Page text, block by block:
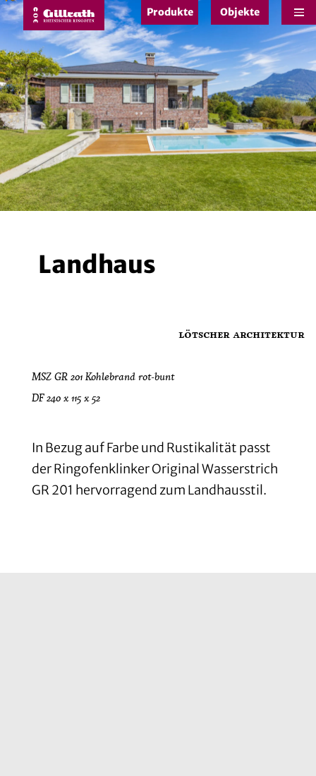
Produkte Objekte
Landhaus
lötscher architektur
MSZ GR 201 Kohlebrand rot-bunt
DF 240 x 115 x 52
In Bezug auf Farbe und Rustikalität passt
der Ringofenklinker Original Wasserstrich
GR 201 hervorragend zum Landhausstil.